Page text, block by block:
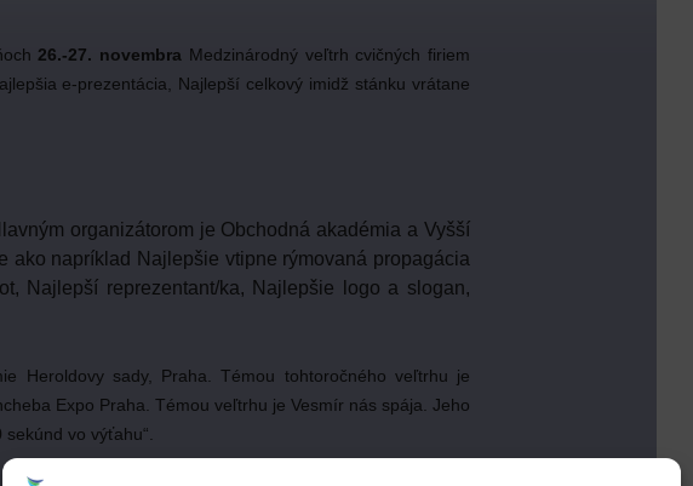
26.-27. novembra Medzinárodný veľtrh cvičných firiem
e-prezentácia, Najlepší celkový imidž stánku vrátane
organizátorom je Obchodná akadémia a Vyšší
ako napríklad Najlepšie vtipne rýmovaná propagácia
Najlepší reprezentant/ka, Najlepšie logo a slogan,
Heroldovy sady, Praha. Témou tohtoročného veľtrhu je
Expo Praha. Témou veľtrhu je Vesmír nás spája. Jeho
vo výťahu“.